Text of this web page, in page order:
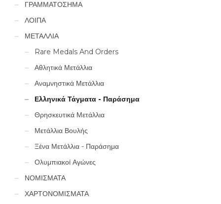
ΓΡΑΜΜΑΤΟΣΗΜΑ
ΛΟΙΠΑ
ΜΕΤΑΛΛΙΑ
Rare Medals And Orders
Αθλητικά Μετάλλια
Αναμνηστικά Μετάλλια
Ελληνικά Τάγματα - Παράσημα
Θρησκευτικά Μετάλλια
Μετάλλια Βουλής
Ξένα Μετάλλια - Παράσημα
Ολυμπιακοί Αγώνες
ΝΟΜΙΣΜΑΤΑ
ΧΑΡΤΟΝΟΜΙΣΜΑΤΑ